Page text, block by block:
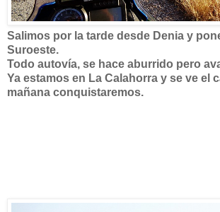
Salimos por la tarde desde Denia y
Suroeste.
Todo autovía, se hace aburrido pero
Ya estamos en La Calahorra y se ve el
mañana conquistaremos.